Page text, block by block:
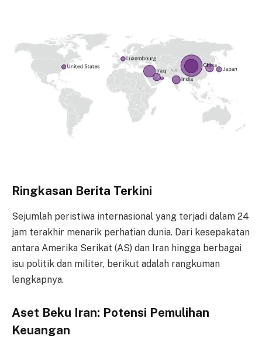
Ringkasan Berita Terkini
Sejumlah peristiwa internasional yang terjadi dalam 24
jam terakhir menarik perhatian dunia. Dari kesepakatan
antara Amerika Serikat (AS) dan Iran hingga berbagai
isu politik dan militer, berikut adalah rangkuman
lengkapnya.
Aset Beku Iran: Potensi Pemulihan
Keuangan